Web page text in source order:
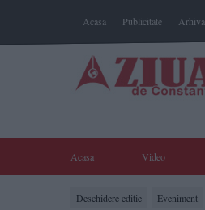
Acasa Publicitate Arhiva
Acasa Video
Deschidere editie Eveniment